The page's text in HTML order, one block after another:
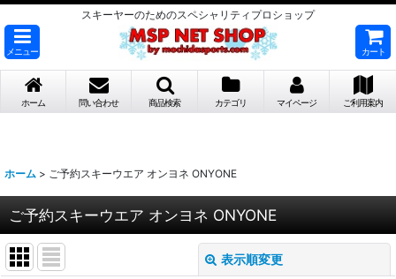
スキーヤーのためのスペシャリティプロショップ
メニュー カート
ホーム 問い合わせ 商品検索 カテゴリ マイページ ご利用案内
ホーム > ご予約スキーウエア オンヨネ ONYONE
ご予約スキーウエア オンヨネ ONYONE
表示順変更